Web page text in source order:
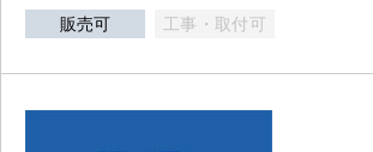
販売可 工事・取付可